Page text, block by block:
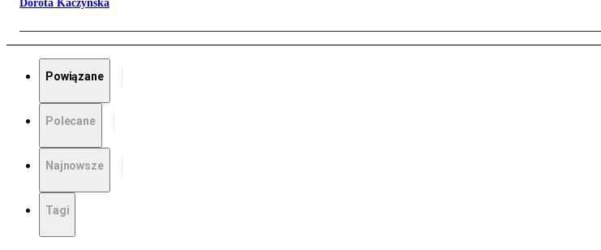
Dorota Kaczyńska
Powiązane
Polecane
Najnowsze
Tagi